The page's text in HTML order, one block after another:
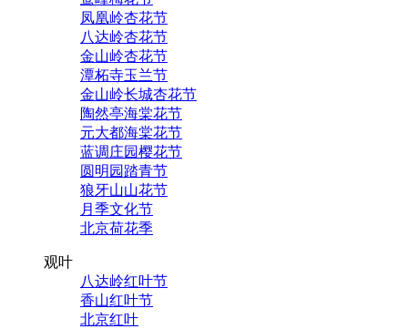
凤凰岭杏花节
八达岭杏花节
金山岭杏花节
潭柘寺玉兰节
金山岭长城杏花节
陶然亭海棠花节
元大都海棠花节
蓝调庄园樱花节
圆明园踏青节
狼牙山山花节
月季文化节
北京荷花季
观叶
八达岭红叶节
香山红叶节
北京红叶